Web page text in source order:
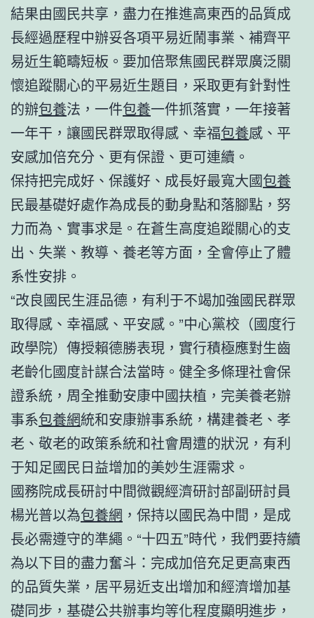
結果由國民共享，盡力在推進高東西的品質成
長經過歷程中辦妥各項平易近鬧事業、補齊平
易近生範疇短板。要加倍聚焦國民群眾廣泛關
懷追蹤關心的平易近生題目，采取更有針對性
的辦包養法，一件包養一件抓落實，一年接著
一年干，讓國民群眾取得感、幸福包養感、平
安感加倍充分、更有保證、更可連續。
保持把完成好、保護好、成長好最寬大國包養
民最基礎好處作為成長的動身點和落腳點，努
力而為、實事求是。在蒼生高度追蹤關心的支
出、失業、教導、養老等方面，全會停止了體
系性安排。
“改良國民生涯品德，有利于不竭加強國民群眾
取得感、幸福感、平安感。”中心黨校（國度行
政學院）傳授賴德勝表現，實行積極應對生齒
老齡化國度計謀合法當時。健全多條理社會保
證系統，周全推動安康中國扶植，完美養老辦
事系包養網統和安康辦事系統，構建養老、孝
老、敬老的政策系統和社會周遭的狀況，有利
于知足國民日益增加的美妙生涯需求。
國務院成長研討中間微觀經濟研討部副研討員
楊光普以為包養網 ，保持以國民為中間，是成
長必需遵守的準繩。“十四五”時代，我們要持續
為以下目的盡力奮斗：完成加倍充足更高東西
的品質失業，居平易近支出增加和經濟增加基
礎同步，基礎公共辦事均等化程度顯明進步，